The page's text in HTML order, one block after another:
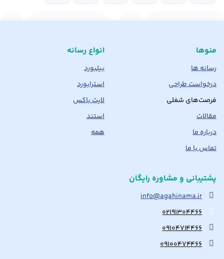
منوها
رسانه ها
درخواست طراحی
فرصت‌های شغلی
مقالات
درباره ما
تماس با ما
انواع رسانه
بیلبورد
استرابورد
لایت باکس
استند
همه
پشتیبانی و مشاوره رایگان
info@agahinama.ir
۰۲۱۹۱۳۰۴۴۶۶
۰۹۱۰۴۷۱۴۴۶۶
۰۹۱۰۰۴۷۴۴۶۶